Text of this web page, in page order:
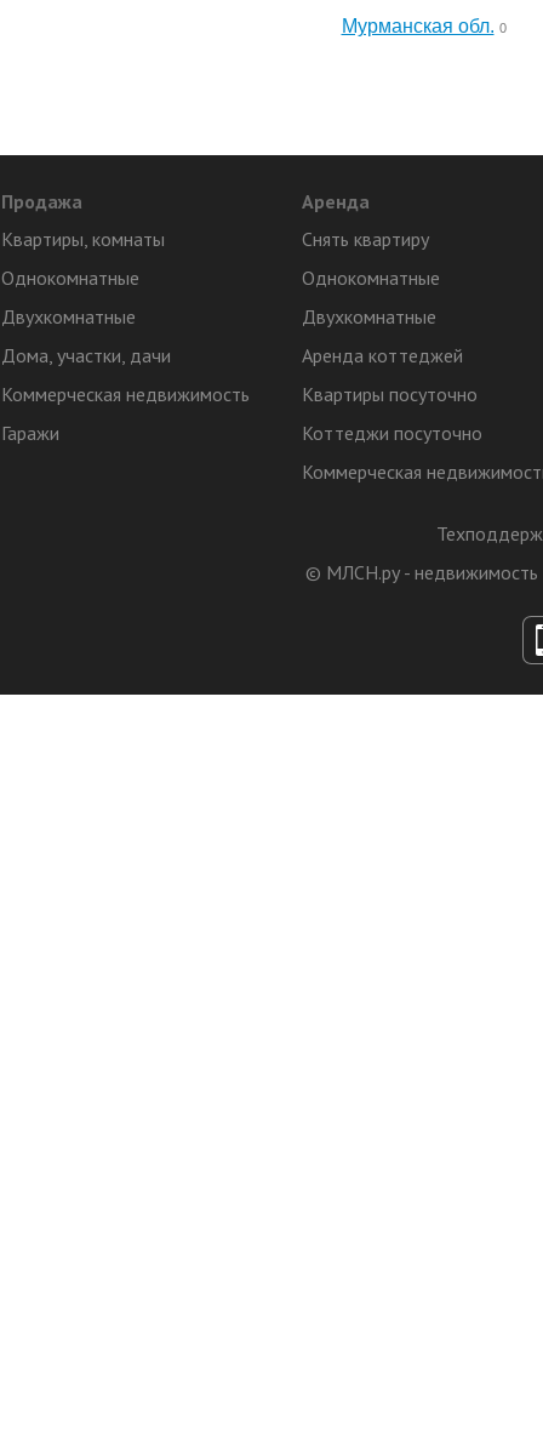
Мурманская обл. 0
Продажа
Аренда
Квартиры, комнаты
Однокомнатные
Двухкомнатные
Дома, участки, дачи
Коммерческая недвижимость
Гаражи
Снять квартиру
Однокомнатные
Двухкомнатные
Аренда коттеджей
Квартиры посуточно
Коттеджи посуточно
Коммерческая
© МЛСН.ру - недвижимость